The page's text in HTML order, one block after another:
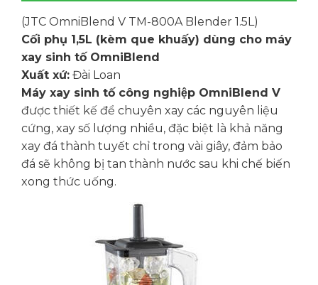
(JTC OmniBlend V TM-800A Blender 1.5L)
Cối phụ 1,5L (kèm que khuấy) dùng cho máy
xay sinh tố OmniBlend
Xuất xứ:Đài Loan
Máy xay sinh tố công nghiệp OmniBlend V
được thiết kế để chuyên xay các nguyên liệu
cứng, xay số lượng nhiều, đặc biệt là khả năng
xay đá thành tuyết chỉ trong vài giây, đảm bảo
đá sẽ không bị tan thành nước sau khi chế biến
xong thức uống.